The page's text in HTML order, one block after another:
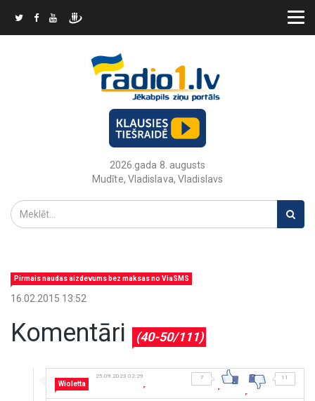
2026.gada 8. augusts
Mudīte, Vladislava, Vladislavs
Pirmais naudas aizdevums bez maksas no ViaSMS
16.02.2015 13:52
Komentāri (40-50/111)
Wioletta
25.09.2023 02:29 7 11